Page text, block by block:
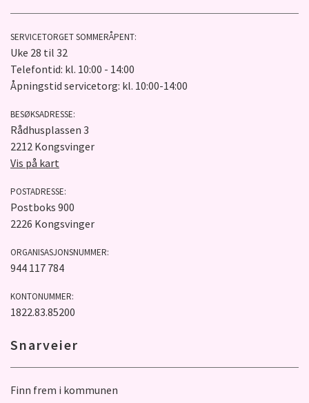
SERVICETORGET SOMMERÅPENT:
Uke 28 til 32
Telefontid: kl. 10:00 - 14:00
Åpningstid servicetorg: kl. 10:00-14:00
BESØKSADRESSE:
Rådhusplassen 3
2212 Kongsvinger
Vis på kart
POSTADRESSE:
Postboks 900
2226 Kongsvinger
ORGANISASJONSNUMMER:
944 117 784
KONTONUMMER:
1822.83.85200
Snarveier
Finn frem i kommunen